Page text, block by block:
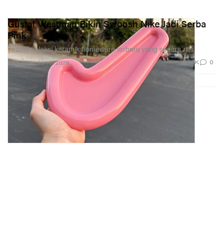
DESAIN
Gustaf Westman Bikin Swoosh Nike Jadi Serba
Pink
Teaser koleksi keramik homeware terbaru yang segera rilis.
Jun 5, 2026 1.7K 0